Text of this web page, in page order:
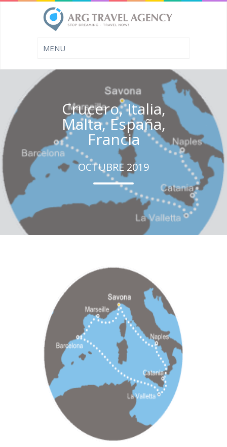
Crucero, Italia,
Malta, España,
Francia
OCTUBRE 2019